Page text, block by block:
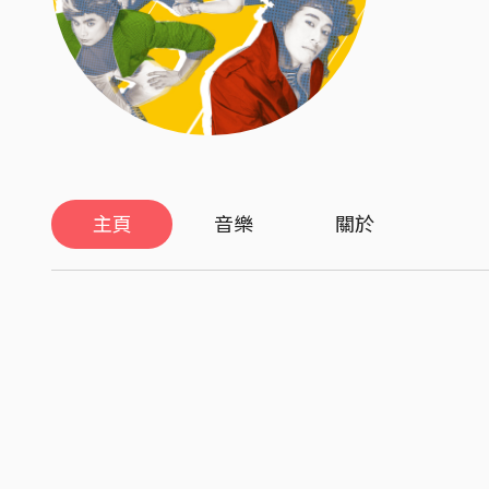
主頁 音樂 關於